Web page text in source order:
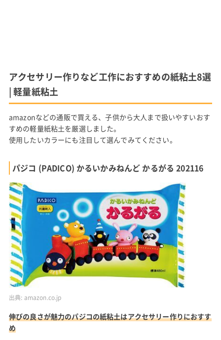
アクセサリー作りなど工作におすすめの紙粘土8選
| 軽量紙粘土
amazonなどの通販で買える、子供から大人まで扱いやすいおす
すめの軽量紙粘土を厳選しました。
使用したいカラーにも注目して選んでみてください。
パジコ (PADICO) かるいかみねんど かるがる 202116
出典: amazon.co.jp
伸びの良さが魅力のパジコの紙粘土はアクセサリー作りにおすす
め